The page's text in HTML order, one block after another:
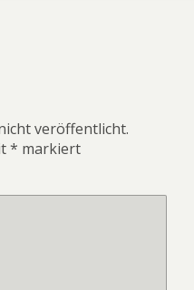
veröffentlicht.
* markiert